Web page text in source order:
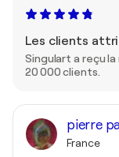
Les clients
Singulart a reçu
20 000 clients.
pierre
France